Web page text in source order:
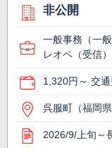
非公開
一般事務（一
レオペ（受信）
1,320円～ 交
呉服町（福岡
2026/9/上旬～